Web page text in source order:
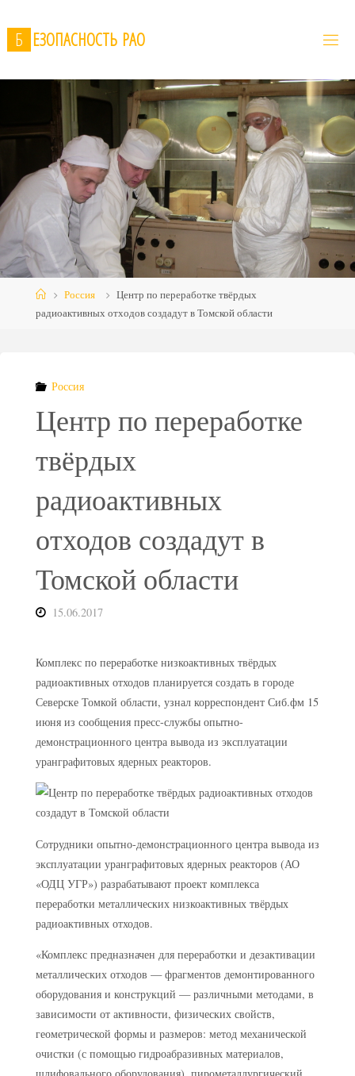
to
content
Б ЕЗОПАСНОСТЬ РАО
HomeРоссия
Центр по переработке твёрдых
радиоактивных отходов создадут в Томской области
Россия
Центр по переработке
твёрдых
радиоактивных
отходов создадут в
Томской области
15.06.2017
Комплекс по переработке низкоактивных твёрдых
радиоактивных отходов планируется создать в городе
Северске Томкой области, узнал корреспондент Сиб.фм 15
июня из сообщения пресс-службы опытно-
демонстрационного центра вывода из эксплуатации
уранграфитовых ядерных реакторов.
Сотрудники опытно-демонстрационного центра вывода из
эксплуатации уранграфитовых ядерных реакторов (АО
«ОДЦ УГР») разрабатывают проект комплекса
переработки металлических низкоактивных твёрдых
радиоактивных отходов.
«Комплекс предназначен для переработки и дезактивации
металлических отходов — фрагментов демонтированного
оборудования и конструкций — различными методами, в
зависимости от активности, физических свойств,
геометрической формы и размеров: метод механической
очистки (с помощью гидроабразивных материалов,